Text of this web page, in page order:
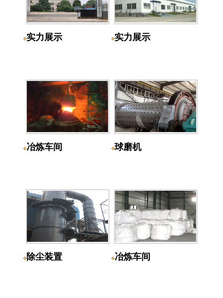
实力展示 实力展示
冶炼车间 球磨机
除尘装置 冶炼车间